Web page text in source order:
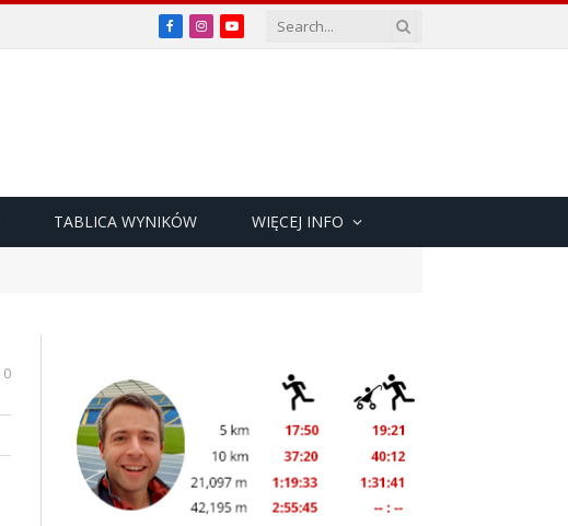
Facebook
InstagramYouTube
TABLICA WYNIKÓW WIĘCEJ INFO
0